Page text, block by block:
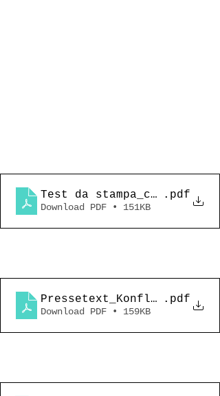
Test da stampa_cunflit
.pdf
Download PDF • 151KB
Pressetext_Konflikt Ordnung
.pdf
Download PDF • 159KB